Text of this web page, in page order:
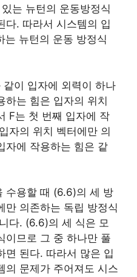
는 뉴턴의 운동방정식
다. 따라서 시스템의 입
는 뉴턴의 운동 방정식
이 입자에 외력이 하나
하는 힘은 입자의 위치
F는 첫 번째 입자에 작
자의 위치 벡터에만 의
자에 작용하는 힘은 같
수용할 때 (6.6)의 세 방
만 의존하는 독립 방정식
다. (6.6)의 세 식은 모
이므로 그 중 하나만 풀
면 된다. 따라서 많은 입
의 문제가 주어져도 시스